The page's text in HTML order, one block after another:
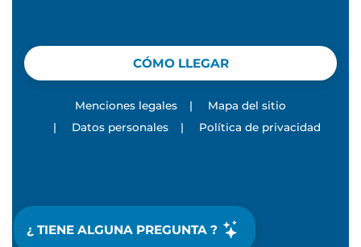
¿ TIENE ALGUNA PREGUNTA ?
CÓMO LLEGAR
Menciones legales |
Mapa del sitio
|
Datos personales | Política de privacidad